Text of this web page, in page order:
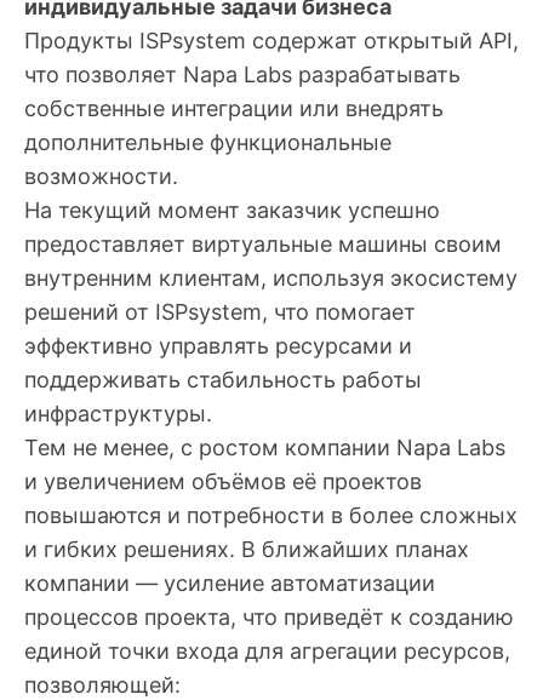
индивидуальные задачи бизнеса
Продукты ISPsystem содержат открытый API,
что позволяет Napa Labs разрабатывать
собственные интеграции или внедрять
дополнительные функциональные
возможности.
На текущий момент заказчик успешно
предоставляет виртуальные машины своим
внутренним клиентам, используя экосистему
решений от ISPsystem, что помогает
эффективно управлять ресурсами и
поддерживать стабильность работы
инфраструктуры.
Тем не менее, с ростом компании Napa Labs
и увеличением объёмов её проектов
повышаются и потребности в более сложных
и гибких решениях. В ближайших планах
компании — усиление автоматизации
процессов проекта, что приведёт к созданию
единой точки входа для агрегации ресурсов,
позволяющей: